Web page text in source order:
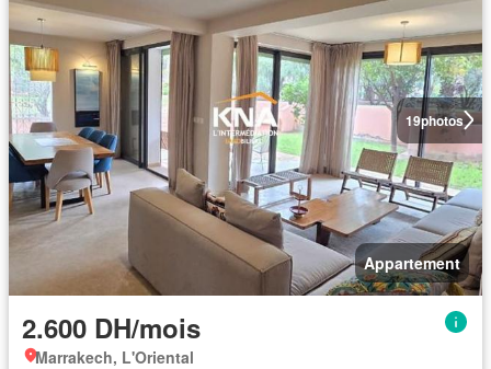
19photos
Appartement
2.600 DH/mois
Marrakech, L'Oriental